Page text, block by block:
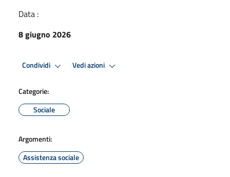
Data :
8 giugno 2026
Condividi Vedi azioni
Categorie:
Sociale
Argomenti:
Assistenza sociale